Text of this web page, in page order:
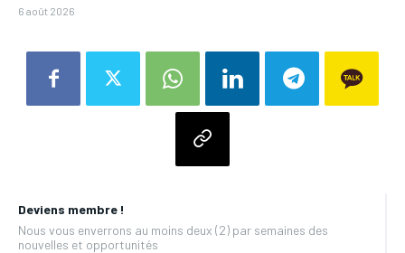
Deviens membre !
Nous vous enverrons au moins deux (2) par semaines des
nouvelles et opportunités
6 août 2026